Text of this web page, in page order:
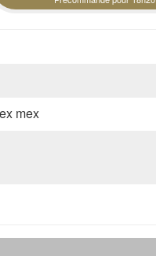
mex